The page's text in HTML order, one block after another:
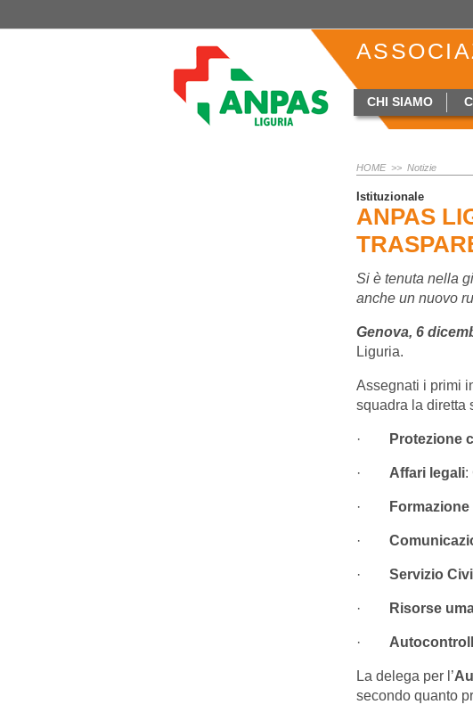
CHI SIAMO
HOME>>Notizie
Istituzionale
ANPAS
Si è tenuta nella
anche un nuovo
Genova, 6
Liguria.
Assegnati i primi
squadra la diretta
· Protezione
· Affari legali:
·
·
·Servizio
· Risorse
·
La delega per l’
secondo quanto